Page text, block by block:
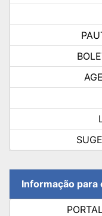
Informação para